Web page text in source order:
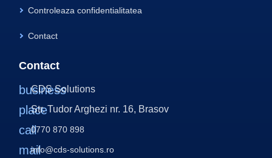
Controleaza confidentialitatea
Contact
Contact
business
CDS Solutions
place
Str. Tudor Arghezi nr. 16, Brasov
call0770 870 898
mailinfo@cds-solutions.ro